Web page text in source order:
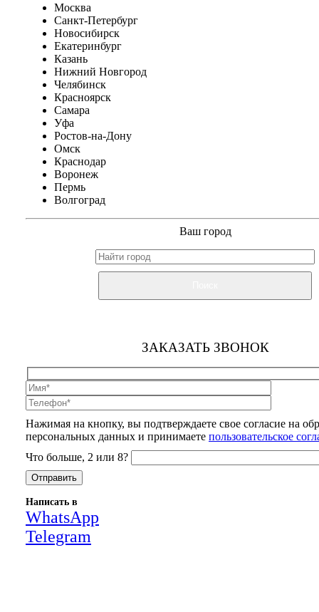
Москва
Санкт-Петербург
Новосибирск
Екатеринбург
Казань
Нижний Новгород
Челябинск
Красноярск
Самара
Уфа
Ростов-на-Дону
Омск
Краснодар
Воронеж
Пермь
Волгоград
Ваш город
ЗАКАЗАТЬ ЗВОНОК
Нажимая на кнопку, вы подтверждаете свое согласие на
персональных данных и принимаете пользовательское
Что больше, 2 или 8?
Написать в
WhatsApp
Telegram